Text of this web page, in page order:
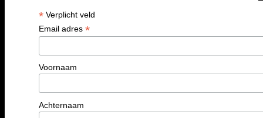
*Verplicht veld
Email adres *
Voornaam
Achternaam